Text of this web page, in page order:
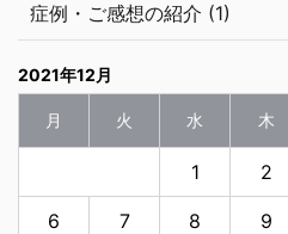
症例・ご感想の紹介 (1)
2021年12月
月 火 水 木
1 2
6 7 8 9